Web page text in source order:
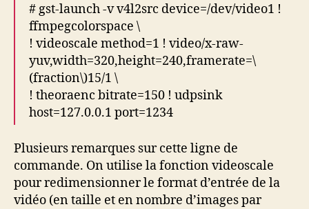
# gst-launch -v v4l2src device=/dev/video1 !
ffmpegcolorspace \
! videoscale method=1 ! video/x-raw-
yuv,width=320,height=240,framerate=\
(fraction\)15/1 \
! theoraenc bitrate=150 ! udpsink
host=127.0.0.1 port=1234
Plusieurs remarques sur cette ligne de
commande. On utilise la fonction videoscale
pour redimensionner le format d’entrée de la
vidéo (en taille et en nombre d’images par